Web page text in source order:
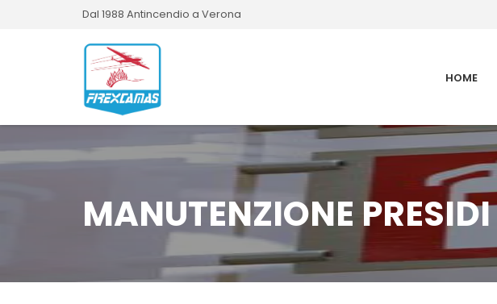
Dal 1988 Antincendio a Verona
HOME
MANUTENZIONE